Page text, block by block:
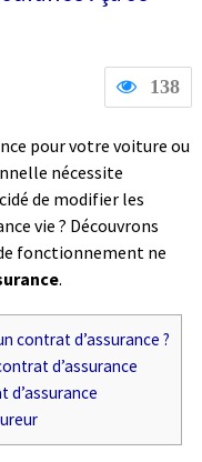
138
pour votre voiture ou
nécessite
de modifier les
vie ? Découvrons
fonctionnement ne
.
contrat d’assurance ?
d’assurance
d’assurance